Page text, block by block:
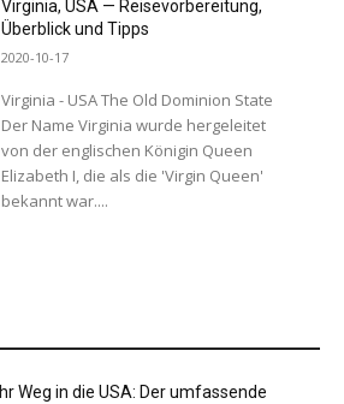
Virginia, USA — Reisevorbereitung,
Überblick und Tipps
2020-10-17
Virginia - USA The Old Dominion State
Der Name Virginia wurde hergeleitet
von der englischen Königin Queen
Elizabeth I, die als die 'Virgin Queen'
bekannt war....
Ihr Weg in die USA: Der umfassende